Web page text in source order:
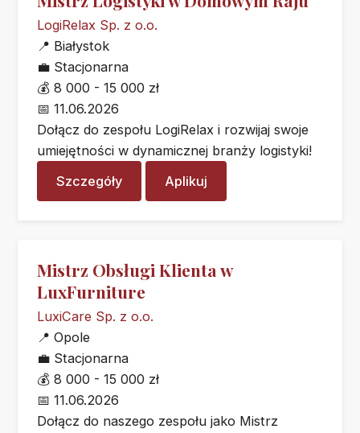
LogiRelax Sp. z o.o.
📍 Białystok
💼 Stacjonarna
💰 8 000 - 15 000 zł
📅 11.06.2026
Dołącz do zespołu LogiRelax i rozwijaj swoje
umiejętności w dynamicznej branży logistyki!
Szczegóły
Aplikuj
Mistrz Obsługi Klienta w
LuxFurniture
LuxiCare Sp. z o.o.
📍 Opole
💼 Stacjonarna
💰 8 000 - 15 000 zł
📅 11.06.2026
Dołącz do naszego zespołu jako Mistrz